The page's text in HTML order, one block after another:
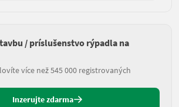
/ príslušenstvo rýpadla na
více než 545 000 registrovaných
Inzerujte zdarma